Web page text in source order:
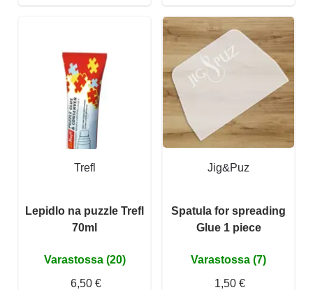
Trefl
Lepidlo na puzzle Trefl
70ml
Varastossa (20)
6,50 €
Jig&Puz
Spatula for spreading
Glue 1 piece
Varastossa (7)
1,50 €